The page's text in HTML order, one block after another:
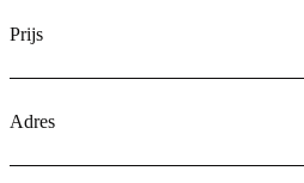
Prijs
Adres